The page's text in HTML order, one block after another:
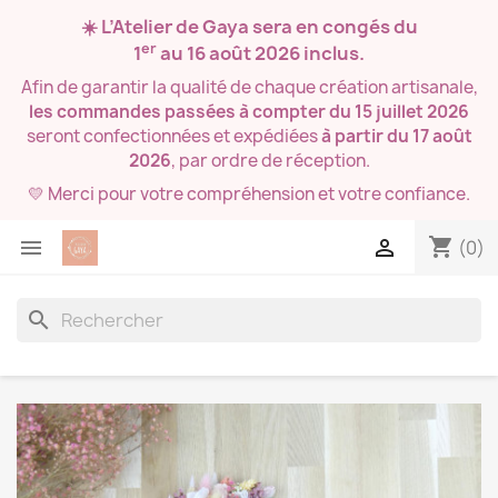
☀️ L’Atelier de Gaya sera en congés du
1erau 16 août 2026inclus.
Afin de garantir la qualité de chaque création artisanale,
les commandes passées à compter du 15 juillet 2026
seront confectionnées et expédiéesà partir du 17 août
2026, par ordre de réception.
💛 Merci pour votre compréhension et votre confiance.
 shopping_cart (0)

search